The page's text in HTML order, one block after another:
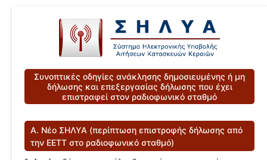
Συνοπτικές οδηγίες ανάκλησης δημοσιευμένης ή μη
δήλωσης και επεξεργασίας δήλωσης που έχει
επιστραφεί στον ραδιοφωνικό σταθμό
A. Νέο ΣΗΛΥΑ (περίπτωση επιστροφής δήλωσης από
την ΕΕΤΤ στο ραδιοφωνικό σταθμό)